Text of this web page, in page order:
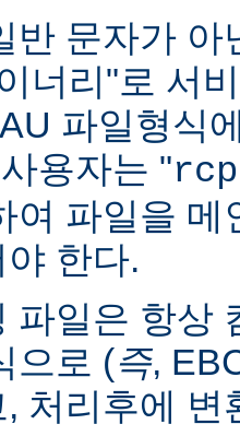
반 문자가 아
너리"로 서
파일형식
용자는 "
여 파일을 메
한다.
파일은 항상
으로 (즉,
처리후에 변